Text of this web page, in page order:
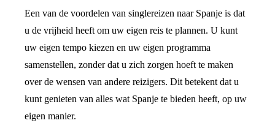
Een van de voordelen van singlereizen naar Spanje is dat
u de vrijheid heeft om uw eigen reis te plannen. U kunt
uw eigen tempo kiezen en uw eigen programma
samenstellen, zonder dat u zich zorgen hoeft te maken
over de wensen van andere reizigers. Dit betekent dat u
kunt genieten van alles wat Spanje te bieden heeft, op uw
eigen manier.